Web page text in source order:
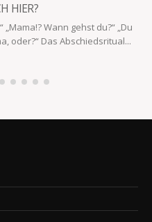
HIER?
Wann gehst du?“ „Du
oder?“ Das Abschiedsritual...